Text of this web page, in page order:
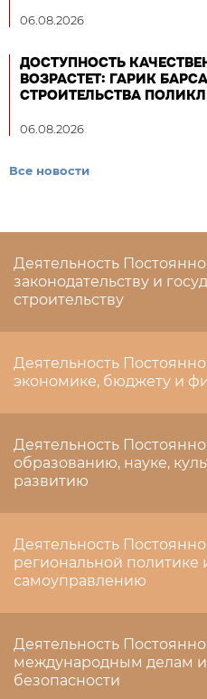
06.08.2026
ДОСТУПНОСТЬ
ВОЗРАСТЕТ: ГАРИК
СТРОИТЕЛЬСТВА
06.08.2026
Все новости
Деятельность
законодательству и
строительству
Деятельность
экономике, бюджету и
Деятельность
образованию, науке,
развитию
Деятельность
региональной политике
самоуправлению
Деятельность
международным делам
безопасности